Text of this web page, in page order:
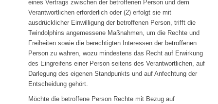
eines Vertrags zwischen der betroffenen Person und dem
Verantwortlichen erforderlich oder (2) erfolgt sie mit
ausdrücklicher Einwilligung der betroffenen Person, trifft die
Twindolphins angemessene Maßnahmen, um die Rechte und
Freiheiten sowie die berechtigten Interessen der betroffenen
Person zu wahren, wozu mindestens das Recht auf Erwirkung
des Eingreifens einer Person seitens des Verantwortlichen, auf
Darlegung des eigenen Standpunkts und auf Anfechtung der
Entscheidung gehört.
Möchte die betroffene Person Rechte mit Bezug auf